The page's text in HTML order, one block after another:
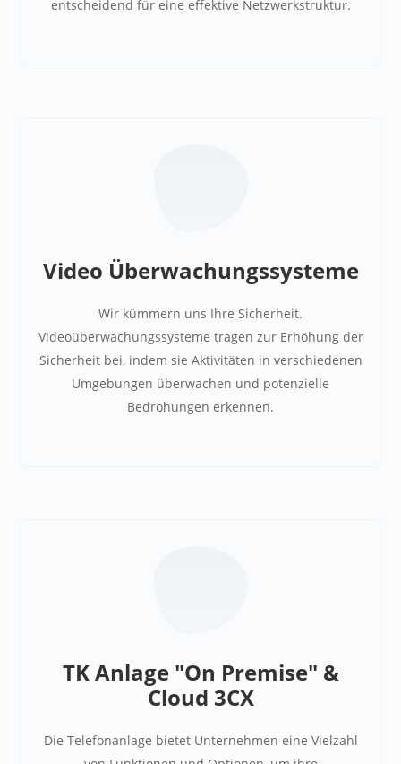
entscheidend für eine effektive Netzwerkstruktur.
Video Überwachungs­systeme
Wir kümmern uns Ihre Sicherheit.
Videoüberwachungssysteme tragen zur Erhöhung der
Sicherheit bei, indem sie Aktivitäten in verschiedenen
Umgebungen überwachen und potenzielle
Bedrohungen erkennen.
TK Anlage "On Premise" &
Cloud 3CX
Die Telefonanlage bietet Unternehmen eine Vielzahl